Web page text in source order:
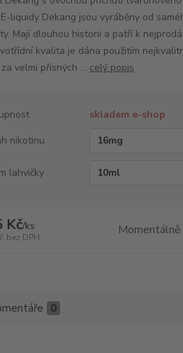
liquidy Dekang jsou vyráběny od
Mají dlouhou historii a patří k
kvalita je dána použitím
velmi přísných ... celý popis
skladem e-shop
nikotinu
lahvičky
Kč/ks
bez DPH Momentálně
0